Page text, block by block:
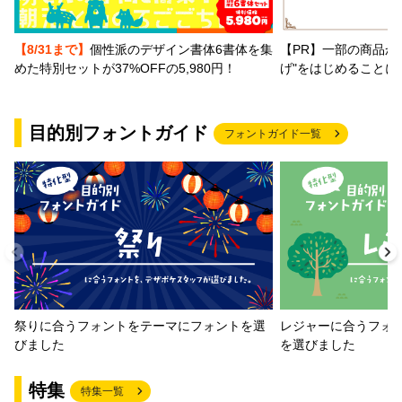
【8/31まで】 個性派のデザイン書体6書体を集
めた特別セットが37%OFFの5,980円！
【PR】一部の商品
げ"をはじめること
目的別フォントガイド フォントガイド一覧
祭りに合うフォントをテーマにフォントを選
びました
レジャーに合うフォ
を選びました
特集 特集一覧